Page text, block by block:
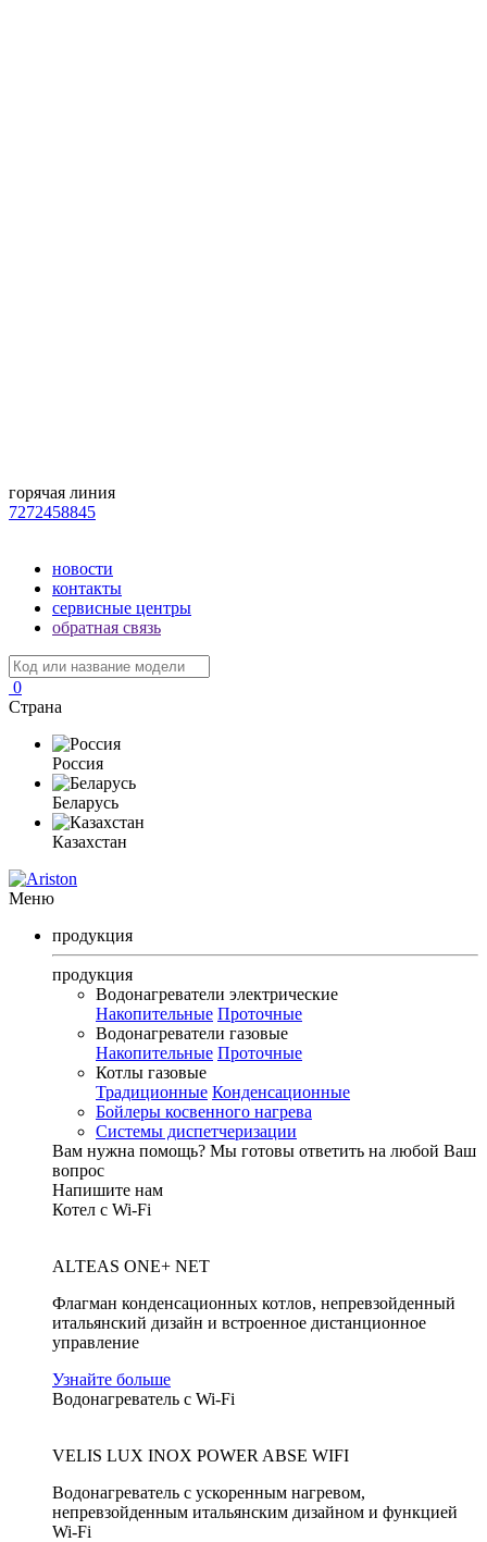
горячая линия
7272458845
новости
контакты
сервисные центры
обратная связь
0
Страна
Россия
Беларусь
Казахстан
Меню
продукция
продукция
Водонагреватели электрические
Накопительные Проточные
Водонагреватели газовые
Накопительные Проточные
Котлы газовые
Традиционные Конденсационные
Бойлеры косвенного нагрева
Системы диспетчеризации
Вам нужна помощь? Мы готовы ответить на любой Ваш
вопрос
Напишите нам
Котел с Wi-Fi
ALTEAS ONE+ NET
Флагман конденсационных котлов, непревзойденный
итальянский дизайн и встроенное дистанционное
управление
Узнайте больше
Водонагреватель с Wi-Fi
VELIS LUX INOX POWER ABSE WIFI
Водонагреватель с ускоренным нагревом,
непревзойденным итальянским дизайном и функцией
Wi-Fi